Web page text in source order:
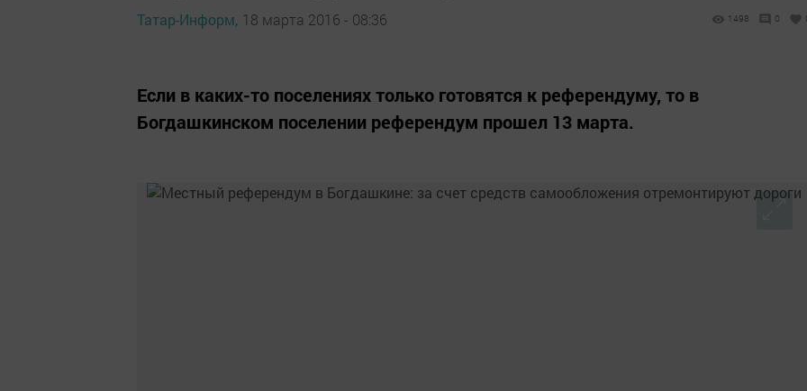
Татар-Информ, 18 марта 2016 - 08:36 1498 0
Если в каких-то поселениях только готовятся к референдуму, то в
Богдашкинском поселении референдум прошел 13 марта.